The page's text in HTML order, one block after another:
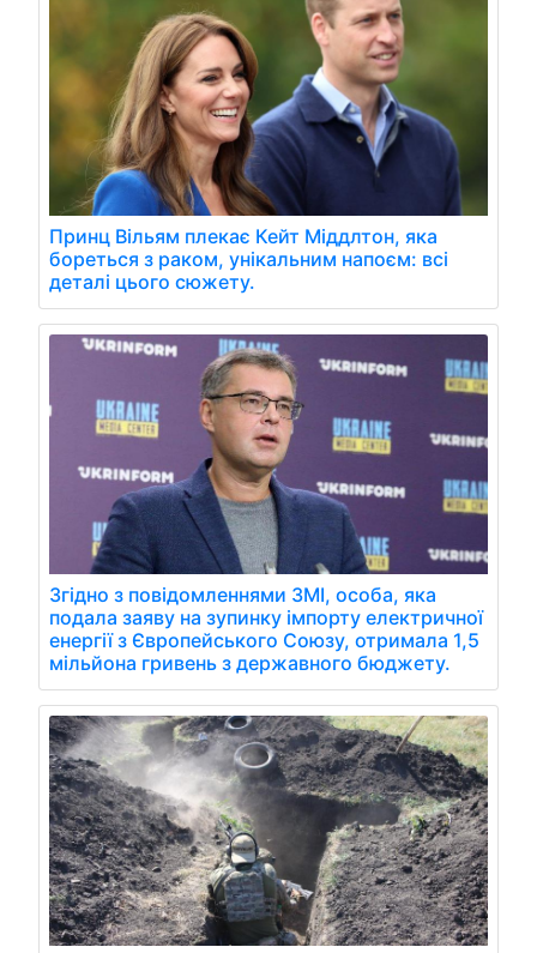
Принц Вільям плекає Кейт Міддлтон, яка
бореться з раком, унікальним напоєм: всі
деталі цього сюжету.
Згідно з повідомленнями ЗМІ, особа, яка
подала заяву на зупинку імпорту електричної
енергії з Європейського Союзу, отримала 1,5
мільйона гривень з державного бюджету.